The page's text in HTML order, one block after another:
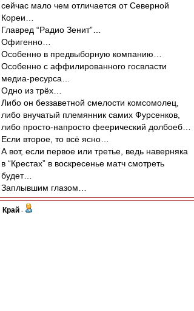
сейчас мало чем отличается от Северной
Кореи…
Главред “Радио Зенит”…
Офигенно…
Особенно в предвыборную компанию…
Особенно с аффилированного госвласти
медиа-ресурса…
Одно из трёх…
Либо он беззаветной смелости комсомолец,
либо внучатый племянник самих Фурсенков,
либо просто-напросто феерический долбоеб…
Если второе, то всё ясно…
А вот, если первое или третье, ведь наверняка
в “Крестах” в воскресенье матч смотреть
будет…
Заплывшим глазом…
Край -